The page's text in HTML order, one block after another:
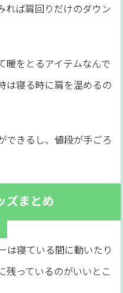
れば肩回りだけのダウン
暖をとるアイテムなんで
は寝る時に肩を温めるの
できるし、値段が手ごろ
ズまとめ
は寝ている間に動いたり
残っているのがいいとこ